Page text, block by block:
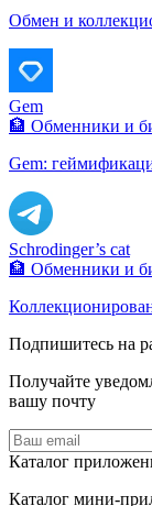
Обмен и
Gem
🏦 Обменники и
Gem:
Schrodinger’s cat
🏦 Обменники и
Подпишитесь на
Получайте
вашу почту
Каталог
Каталог мини-